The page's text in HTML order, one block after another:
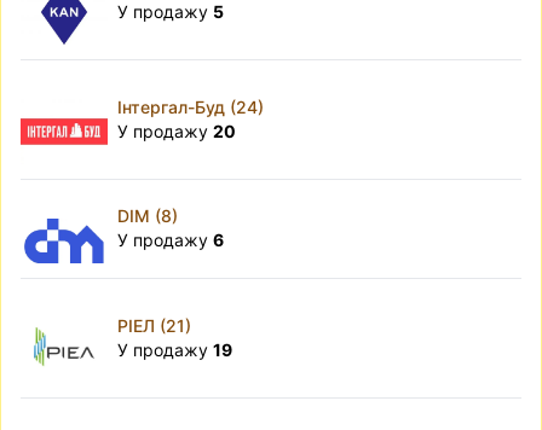
У продажу 5
Інтергал-Буд (24)
У продажу 20
DIM (8)
У продажу 6
РІЕЛ (21)
У продажу 19